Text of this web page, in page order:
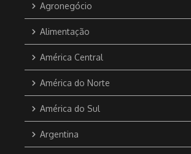
Agronegócio
Alimentação
América Central
América do Norte
América do Sul
Argentina